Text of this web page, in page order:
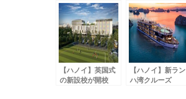
b
o
o
k
er l
【ハノイ】英国式
の新設校が開校
【ハノイ】新ラン
ハ湾クルーズ